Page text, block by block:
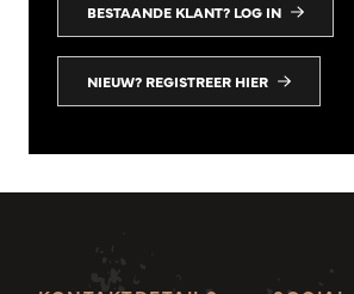
BESTAANDE KLANT? LOG IN
NIEUW? REGISTREER HIER